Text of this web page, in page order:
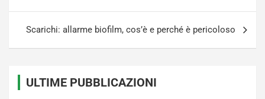
Scarichi: allarme biofilm, cos’è e perché è pericoloso
ULTIME PUBBLICAZIONI